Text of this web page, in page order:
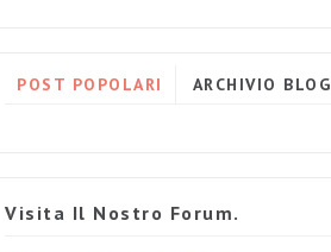
POST POPOLARI ARCHIVIO BLOG
Visita Il Nostro Forum.